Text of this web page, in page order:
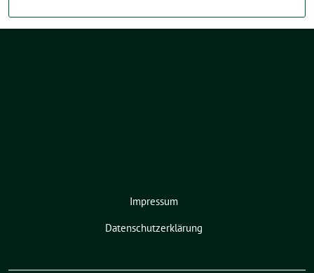
Impressum
Datenschutzerklärung